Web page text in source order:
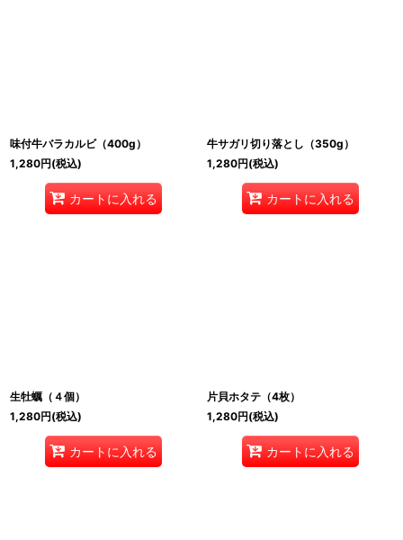
味付牛バラカルビ（400g）
1,280円(税込)
カートに入れる
牛サガリ切り落とし（350g）
1,280円(税込)
カートに入れる
生牡蠣（４個）
1,280円(税込)
カートに入れる
片貝ホタテ（4枚）
1,280円(税込)
カートに入れる